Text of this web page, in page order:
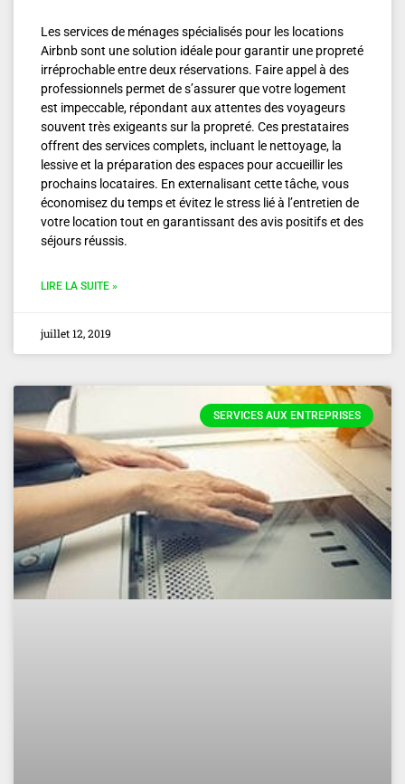
Les services de ménages spécialisés pour les locations
Airbnb sont une solution idéale pour garantir une propreté
irréprochable entre deux réservations. Faire appel à des
professionnels permet de s’assurer que votre logement
est impeccable, répondant aux attentes des voyageurs
souvent très exigeants sur la propreté. Ces prestataires
offrent des services complets, incluant le nettoyage, la
lessive et la préparation des espaces pour accueillir les
prochains locataires. En externalisant cette tâche, vous
économisez du temps et évitez le stress lié à l’entretien de
votre location tout en garantissant des avis positifs et des
séjours réussis.
LIRE LA SUITE »
juillet 12, 2019
SERVICES AUX ENTREPRISES